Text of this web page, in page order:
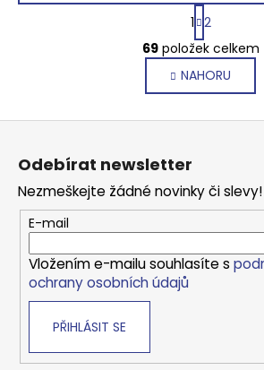
O
v
l
á
d
p
r
v
k
y
S
t
r
á
n
k
o
í
1 2
69položek celkem
NAHORU
Odebírat newsletter
Nezmeškejte žádné novinky či slevy!
E-mail
Vložením e-mailu souhlasíte s
ochrany osobních údajů
PŘIHLÁSIT SE